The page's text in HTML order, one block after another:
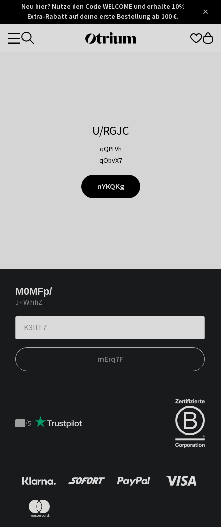
Otrium
Trustpilot
Neu hier? Nutze den Code WELCOME und erhalte 10%
Extra-Rabatt auf deine erste Bestellung ab 100 €.
Otrium
Categories
U/RGJC
qQPLVh
qObvX7
nYKQKg
M0MFp/
J+WhhZ
mErq7F
Trustpilot
/5